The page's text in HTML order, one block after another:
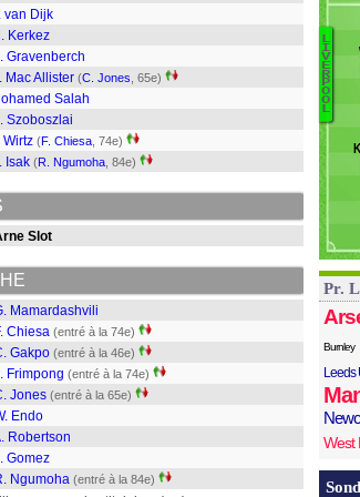
van Dijk
Kerkez
Gravenberch
Mac Allister (C. Jones , 65e)
Salah
Szoboszlai
Wirtz (F. Chiesa , 74e)
Isak (R. Ngumoha , 84e)
Slot
Mamardashvili
Chiesa (entré à la 74e)
Gakpo (entré à la 46e)
Frimpong (entré à la 74e)
Jones (entré à la 65e)
Endo
Robertson
Gomez
Ngumoha (entré à la 84e)
L
I
V
E
R
P
O
O
L
Pr.
Burnley
Leeds
West